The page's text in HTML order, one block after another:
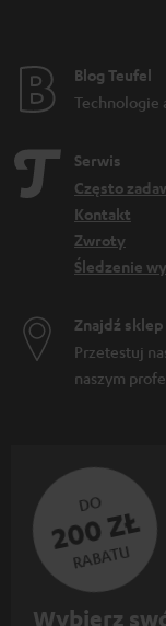
Blog Teufel
Technologie
Serwis
Często
Kontakt
Zwroty
Śledzenie
Znajdź sklep
Przetestuj
naszym
DO
200 ZŁ
RABATU
Z
Wybierz